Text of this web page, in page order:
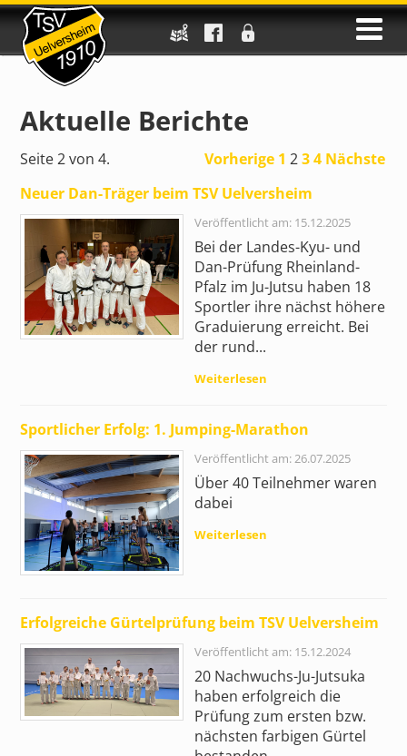
Aktuelle Berichte
Seite 2 von 4. Vorherige 1 2 3 4 Nächste
Neuer Dan-Träger beim TSV Uelversheim
Veröffentlicht am: 15.12.2025
Bei der Landes-Kyu- und
Dan-Prüfung Rheinland-
Pfalz im Ju-Jutsu haben 18
Sportler ihre nächst höhere
Graduierung erreicht. Bei
der rund...
Weiterlesen
Sportlicher Erfolg: 1. Jumping-Marathon
Veröffentlicht am: 26.07.2025
Über 40 Teilnehmer waren
dabei
Weiterlesen
Erfolgreiche Gürtelprüfung beim TSV Uelversheim
Veröffentlicht am: 15.12.2024
20 Nachwuchs-Ju-Jutsuka
haben erfolgreich die
Prüfung zum ersten bzw.
nächsten farbigen Gürtel